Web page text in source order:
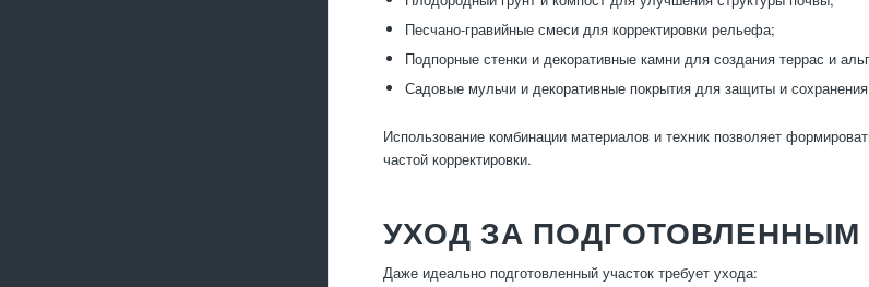
Песчано-гравийные смеси для корректировки рельефа;
Подпорные стенки и декоративные камни для создания террас и
Садовые мульчи и декоративные покрытия для защиты и
Использование комбинации материалов и техник позволяет
частой корректировки.
УХОД ЗА ПОДГОТОВЛЕННЫМ
Даже идеально подготовленный участок требует ухода: